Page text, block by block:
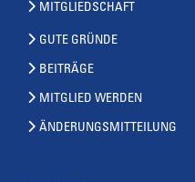
MITGLIEDSCHAFT
GUTE GRÜNDE
BEITRÄGE
MITGLIED WERDEN
ÄNDERUNGSMITTEILUNG